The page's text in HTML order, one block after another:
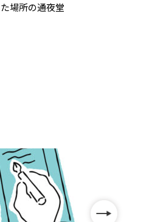
場所の通夜堂